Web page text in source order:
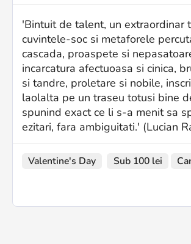
'Bintuit de talent, un extraordinar
cuvintele-soc si metaforele
cascada, proaspete si
incarcatura afectuoasa si cinica,
si tandre, proletare si nobile,
laolalta pe un traseu totusi bine
spunind exact ce li s-a menit sa
ezitari, fara ambiguitati.' (Lucian
Valentine's Day Sub 100 lei